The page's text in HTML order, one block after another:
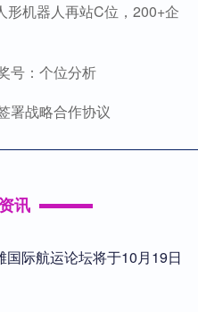
形机器人再站C位，200+企
号：个位分析
署战略合作协议
讯
国际航运论坛将于10月19日